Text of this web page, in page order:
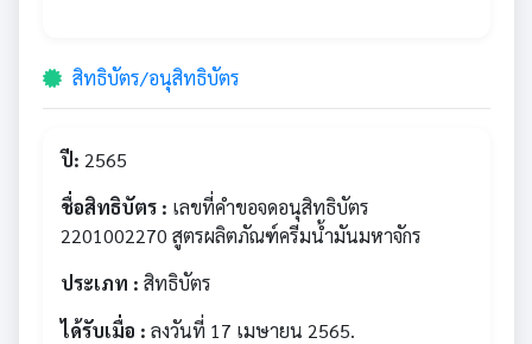
สิทธิบัตร/อนุสิทธิบัตร
ปี: 2565
ชื่อสิทธิบัตร : เลขที่คำขอจดอนุสิทธิบัตร
2201002270 สูตรผลิตภัณฑ์ครีมน้ำมันมหาจักร
ประเภท : สิทธิบัตร
ได้รับเมื่อ : ลงวันที่ 17 เมษายน 2565.